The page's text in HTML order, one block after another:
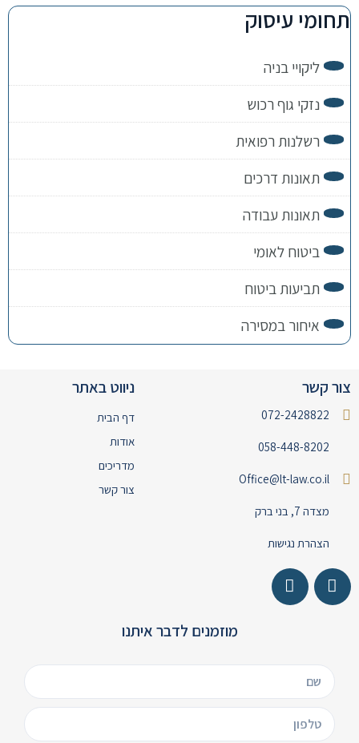
תחומי עיסוק
ליקויי בניה
נזקי גוף רכוש
רשלנות רפואית
תאונות דרכים
תאונות עבודה
ביטוח לאומי
תביעות ביטוח
איחור במסירה
צור קשר
072-2428822
058-448-8202
Office@lt-law.co.il
מצדה 7, בני ברק
הצהרת נגישות
ניווט באתר
דף הבית
אודות
מדריכים
צור קשר
מוזמנים לדבר איתנו